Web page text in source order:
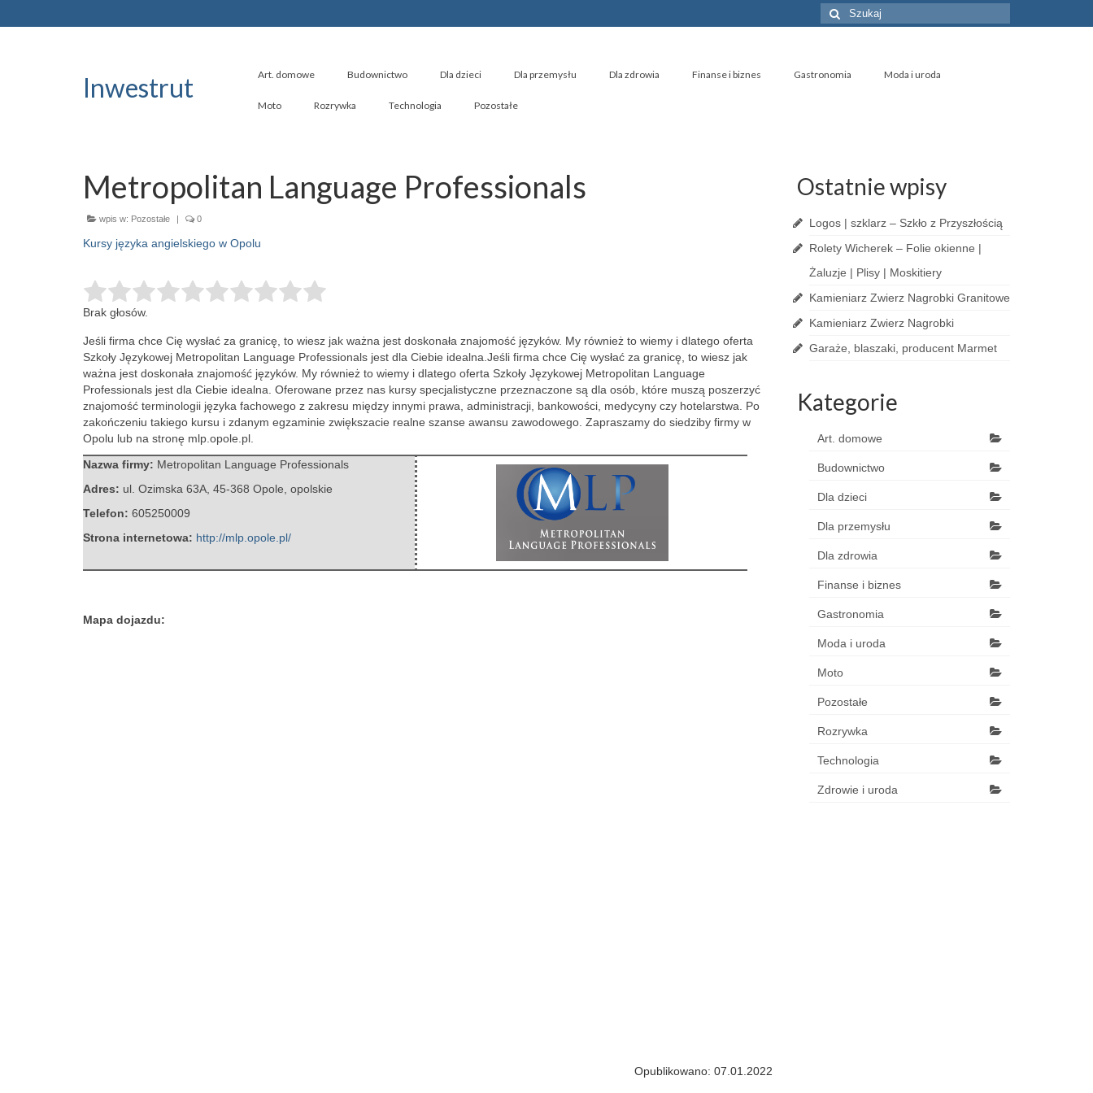
Szuklaj
w:
Inwestrut Art. domowe Budownictwo Dla dzieci Dla przemysłu Dla zdrowia Finanse i biznes Gastronomia Moda i uroda
Moto Rozrywka Technologia Pozostałe
Metropolitan Language Professionals
wpis w: Pozostałe | 0
Kursy języka angielskiego w Opolu
Brak głosów.
Jeśli firma chce Cię wysłać za granicę, to wiesz jak ważna jest doskonała znajomość języków. My również to wiemy i dlatego oferta
Szkoły Językowej Metropolitan Language Professionals jest dla Ciebie idealna. Jeśli firma chce Cię wysłać za granicę, to wiesz jak
ważna jest doskonała znajomość języków. My również to wiemy i dlatego oferta Szkoły Językowej Metropolitan Language
Professionals jest dla Ciebie idealna. Oferowane przez nas kursy specjalistyczne przeznaczone są dla osób, które muszą poszerzyć
znajomość terminologii języka fachowego z zakresu między innymi prawa, administracji, bankowości, medycyny czy hotelarstwa. Po
zakończeniu takiego kursu i zdanym egzaminie zwiększacie realne szanse awansu zawodowego. Zapraszamy do siedziby firmy w
Opolu lub na stronę mlp.opole.pl.
Nazwa firmy: Metropolitan Language Professionals
Adres: ul. Ozimska 63A 45-368 Opole opolskie
Telefon: 605250009
Strona internetowa: http://mlp.opole.pl/
Mapa dojazdu:
Opublikowano: 07.01.2022
Ostatnie wpisy
Logos | szklarz – Szkło z Przyszłością
Rolety Wicherek – Folie okienne |
Żaluzje | Plisy | Moskitiery
Kamieniarz Zwierz Nagrobki Granitowe
Kamieniarz Zwierz Nagrobki
Garaże, blaszaki, producent Marmet
Kategorie
Art. domowe
Budownictwo
Dla dzieci
Dla przemysłu
Dla zdrowia
Finanse i biznes
Gastronomia
Moda i uroda
Moto
Pozostałe
Rozrywka
Technologia
Zdrowie i uroda